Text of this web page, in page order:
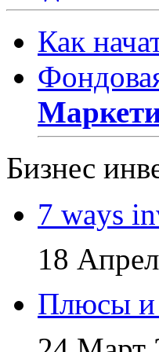
Как
Бизнес
7 ways
18
Плюсы